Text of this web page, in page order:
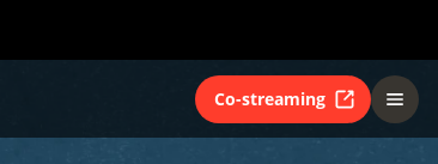
Co-streaming